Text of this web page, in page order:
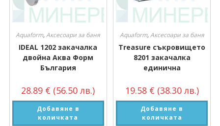
Aquaform,Аксесоари за баня
IDEAL 1202 закачалка
двойна Аква Форм
България
28.89 € (56.50 лв.)
Добавяне в
количката
Aquaform,Аксесоари за баня
Treasure съкровището
8201 закачалка
единична
19.58 € (38.30 лв.)
Добавяне в
количката